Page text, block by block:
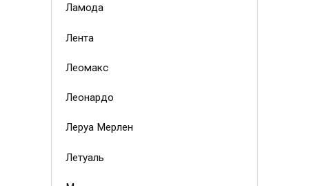
Ламода
Лента
Леомакс
Леонардо
Леруа Мерлен
Летуаль